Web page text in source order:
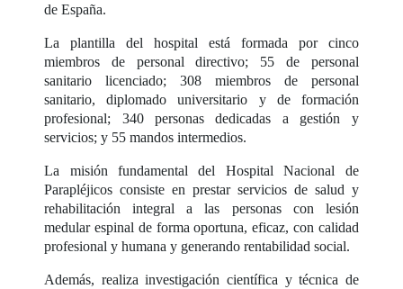
de España.
La plantilla del hospital está formada por cinco
miembros de personal directivo; 55 de personal
sanitario licenciado; 308 miembros de personal
sanitario, diplomado universitario y de formación
profesional; 340 personas dedicadas a gestión y
servicios; y 55 mandos intermedios.
La misión fundamental del Hospital Nacional de
Parapléjicos consiste en prestar servicios de salud y
rehabilitación integral a las personas con lesión
medular espinal de forma oportuna, eficaz, con calidad
profesional y humana y generando rentabilidad social.
Además, realiza investigación científica y técnica de